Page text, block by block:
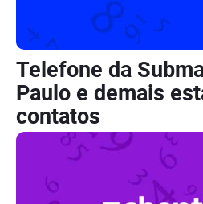
Telefone da
Paulo e demais
contatos